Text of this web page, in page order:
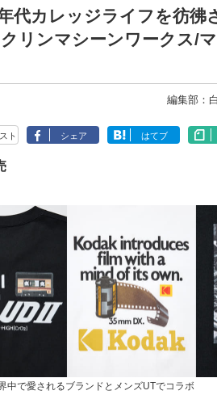
代カレッジライフを彷彿
リンマシーンワークス/
編集部：
ト シェア はてブ
中で愛されるブランドとメンズUTでコラボ